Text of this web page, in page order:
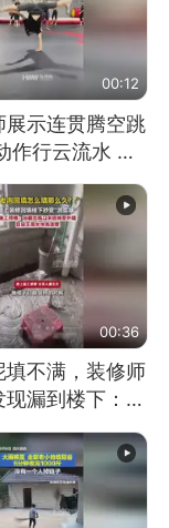
00:12
展示连贯腾空跳
作行云流水 节
网友：怎么做
武的？
00:36
填不满，装修师
漏到楼下：出
伸到外墙